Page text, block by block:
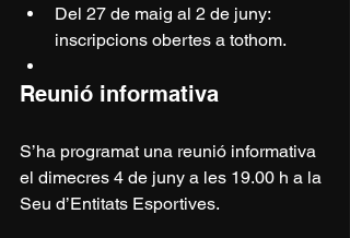
Del 27 de maig al 2 de juny:
inscripcions obertes a tothom.
Reunió informativa
S’ha programat una reunió informativa
el dimecres 4 de juny a les 19.00 h a la
Seu d’Entitats Esportives.